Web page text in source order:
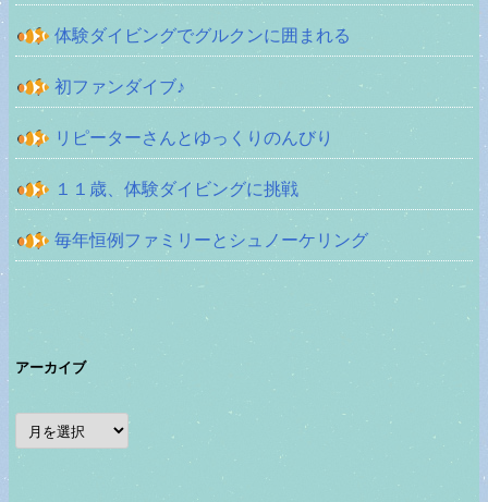
体験ダイビングでグルクンに囲まれる
初ファンダイブ♪
リピーターさんとゆっくりのんびり
１１歳、体験ダイビングに挑戦
毎年恒例ファミリーとシュノーケリング
アーカイブ
ア
ー
カ